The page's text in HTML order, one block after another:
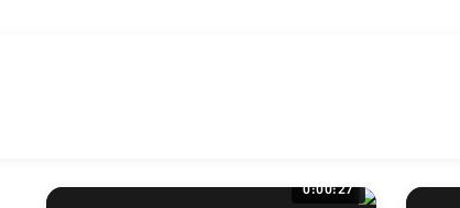
0:00:27